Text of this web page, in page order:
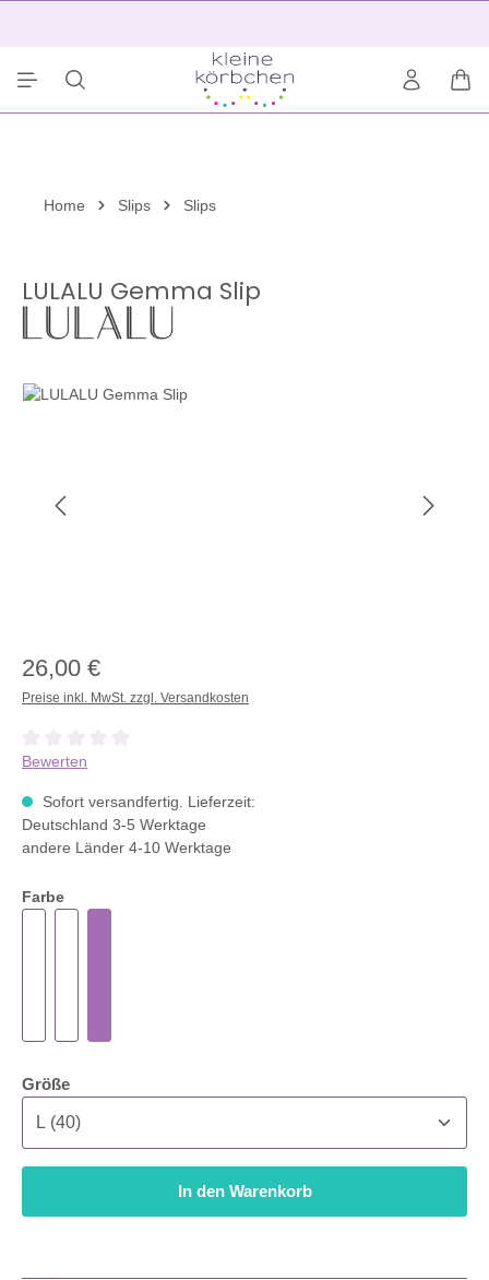
Home Slips Slips
LULALU Gemma Slip
Bildergalerie überspringen
26,00 €
Preise inkl. MwSt. zzgl. Versandkosten
Durchschnittliche Bewertung von 0 von 5 Sternen
Bewerten
Sofort versandfertig. Lieferzeit:
Deutschland 3-5 Werktage
andere Länder 4-10 Werktage
Farbe
Größeauswählen
In den Warenkorb